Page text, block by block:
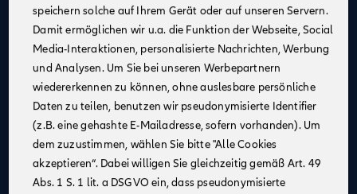
Eine attraktive monatliche Ausbildungsvergütung
(Stand 08/2025):
1. Jahr: 1.355 €
2. Jahr: 1.432 €
3. Jahr: 1.520 €
ab Sept. 2026:
im 1. Jahr: 1.455 €, im 2. Jahr: 1.532 €, im 3. Jahr:
1.620 €
Zusätzliche Leistungen : Urlaubs- und
Weihnachtsgeld
speichern solche auf Ihrem Gerät oder auf unseren Servern.
Damit ermöglichen wir u.a. die Funktion der Webseite, Social
Media-Interaktionen, personalisierte Nachrichten, Werbung
und Analysen. Um Sie bei unseren Werbepartnern
wiedererkennen zu können, ohne auslesbare persönliche
Daten zu teilen, benutzen wir pseudonymisierte Identifier
(z.B. eine gehashte E-Mailadresse, sofern vorhanden). Um
dem zuzustimmen, wählen Sie bitte "Alle Cookies
akzeptieren“. Dabei willigen Sie gleichzeitig gemäß Art. 49
Abs. 1 S. 1 lit. a DSGVO ein, dass pseudonymisierte